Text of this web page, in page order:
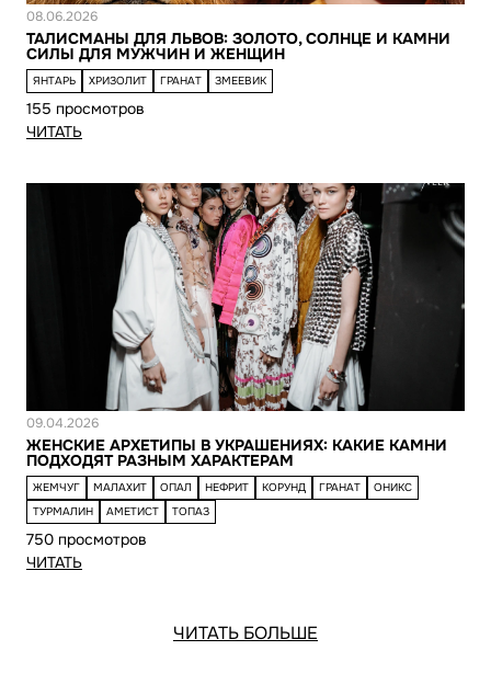
Новость
08.06.2026
ТАЛИСМАНЫ ДЛЯ ЛЬВОВ: ЗОЛОТО, СОЛНЦЕ И КАМНИ
СИЛЫ ДЛЯ МУЖЧИН И ЖЕНЩИН
ЯНТАРЬ ХРИЗОЛИТ ГРАНАТ ЗМЕЕВИК
155 просмотров
ЧИТАТЬ
Новость
09.04.2026
ЖЕНСКИЕ АРХЕТИПЫ В УКРАШЕНИЯХ: КАКИЕ КАМНИ
ПОДХОДЯТ РАЗНЫМ ХАРАКТЕРАМ
ЖЕМЧУГ МАЛАХИТ ОПАЛ НЕФРИТ КОРУНД ГРАНАТ
ОНИКС
ТУРМАЛИН
АМЕТИСТ ТОПАЗ
750 просмотров
ЧИТАТЬ
ЧИТАТЬ БОЛЬШЕ